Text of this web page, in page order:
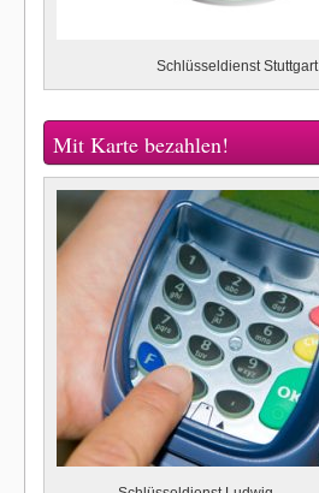
Schlüsseldienst Stuttgart
Mit Karte bezahlen!